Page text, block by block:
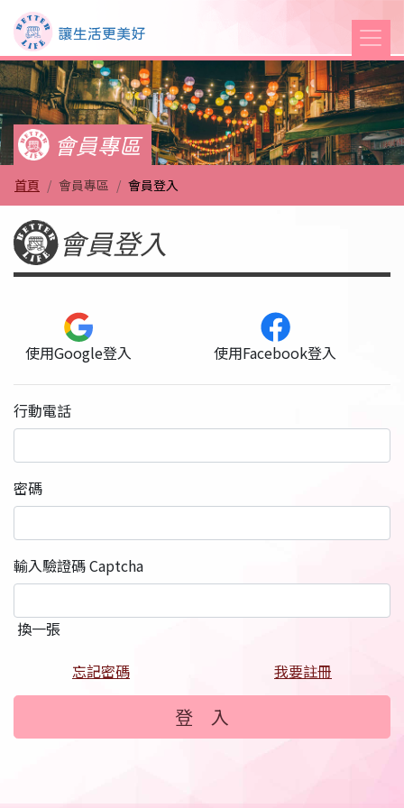
Better Life 讓生活更美
會員專區
首頁 會員專區 會員登入
會員登入
使用Google登入 使用Facebook登入
行動電話
密碼
輸入驗證碼 Captcha
換一張
忘記密碼
我要註冊
登 入